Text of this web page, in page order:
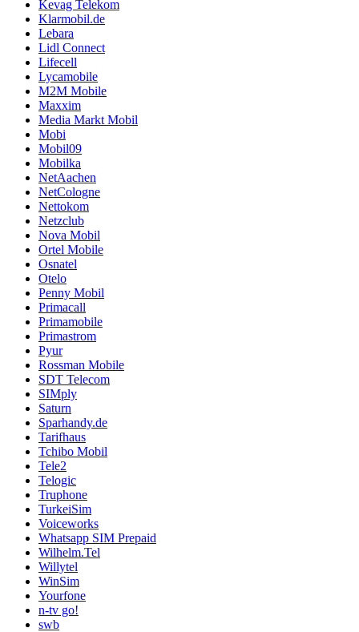
Kevag Telekom
Klarmobil.de
Lebara
Lidl Connect
Lifecell
Lycamobile
M2M Mobile
Maxxim
Media Markt Mobil
Mobi
Mobil09
Mobilka
NetAachen
NetCologne
Nettokom
Netzclub
Nova Mobil
Ortel Mobile
Osnatel
Otelo
Penny Mobil
Primacall
Primamobile
Primastrom
Pyur
Rossman Mobile
SDT Telecom
SIMply
Saturn
Sparhandy.de
Tarifhaus
Tchibo Mobil
Tele2
Telogic
Truphone
TurkeiSim
Voiceworks
Whatsapp SIM Prepaid
Wilhelm.Tel
Willytel
WinSim
Yourfone
n-tv go!
swb